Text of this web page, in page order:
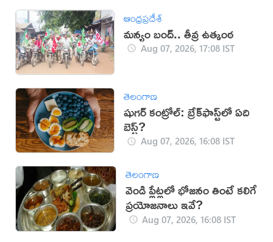
ఆంధ్రప్రదేశ్
మన్యం బంద్.. తీవ్ర ఉత్కంఠ
Aug 07, 2026, 17:08 IST
తెలంగాణ
షుగర్ కంట్రోల్: బ్రేక్‌ఫాస్ట్‌లో ఏది
బెస్ట్?
Aug 07, 2026, 16:08 IST
తెలంగాణ
వెండి ప్లేట్లలో భోజనం తింటే కలిగే
ప్రయోజనాలు ఇవే?
Aug 07, 2026, 16:08 IST